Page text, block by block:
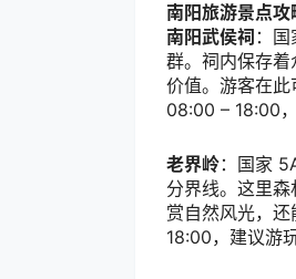
南阳旅游景点攻
南阳武侯祠 ：国
群。祠内保存
价值。游客在
08:00 – 18:00
老界岭：国家
分界线。这里
赏自然风光，
18:00，建议游